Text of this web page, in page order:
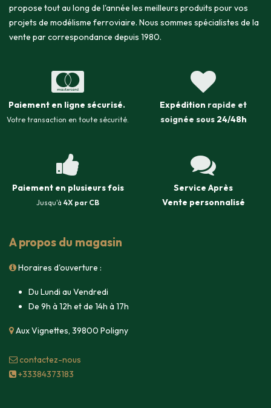
propose tout au long de l'année les meilleurs produits pour vos
projets de modélisme ferroviaire. Nous sommes spécialistes de la
vente par correspondance depuis 1980.
Paiement en ligne sécurisé.
Votre transaction en toute sécurité.
Expédition rapide et
soignée sous 24/48h
Paiement en plusieurs fois
Jusqu'à 4X par CB
Service Après
Vente personnalisé
A propos du magasin
Horaires d'ouverture :
Du Lundi au Vendredi
De 9h à 12h et de 14h à 17h
Aux Vignettes, 39800 Poligny
contacte​z-nous
+33384373183